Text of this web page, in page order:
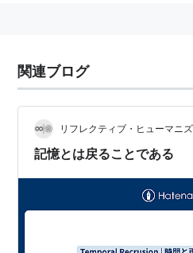
関連ブログ
リフレクティブ・ヒューマニ
記憶とは戻ることである